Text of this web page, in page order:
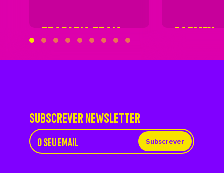
TRAFARIA PRAIA CARMEN
SUBSCREVER NEWSLETTER
Subscrever